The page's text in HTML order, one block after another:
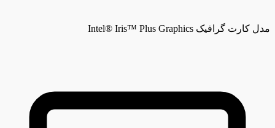
مدل کارت گرافیک Intel® Iris™ Plus Graphics